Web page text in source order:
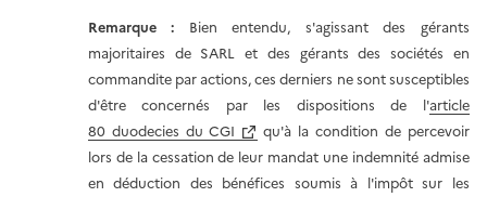
Remarque : Bien entendu, s'agissant des gérants
majoritaires de SARL et des gérants des sociétés en
commandite par actions, ces derniers ne sont susceptibles
d'être concernés par les dispositions de l'article
80 duodecies du CGI
qu'à la condition de percevoir
lors de la cessation de leur mandat une indemnité admise
en déduction des bénéfices soumis à l'impôt sur les